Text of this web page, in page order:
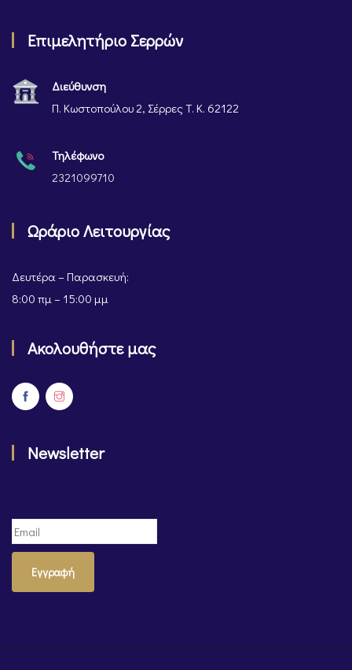
Επιμελητήριο Σερρών
Διεύθυνση
Π. Κωστοπούλου 2, Σέρρες Τ. Κ. 62122
Τηλέφωνο
2321099710
Ωράριο Λειτουργίας
Δευτέρα – Παρασκευή:
8:00 πμ – 15:00 μμ
Ακολουθήστε μας
Newsletter
Εγγραφή